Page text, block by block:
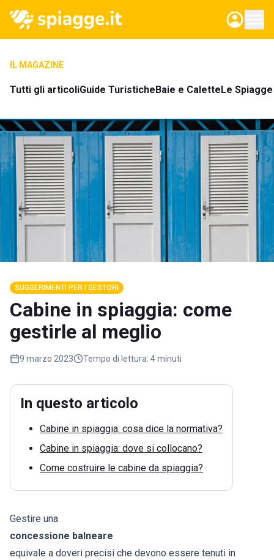
IL MAGAZINE
Tutti gli articoliGuide TuristicheBaie e CaletteLe
SUGGERIMENTI PER I GESTORI
Cabine in spiaggia: come
gestirle al meglio
9 marzo 2023 Tempo di lettura: 4 minuti
In questo articolo
Cabine in spiaggia: cosa dice la normativa?
Cabine in spiaggia: dove si collocano?
Come costruire le cabine da spiaggia?
Gestire una
concessione balneare
equivale a doveri precisi che devono essere tenuti in